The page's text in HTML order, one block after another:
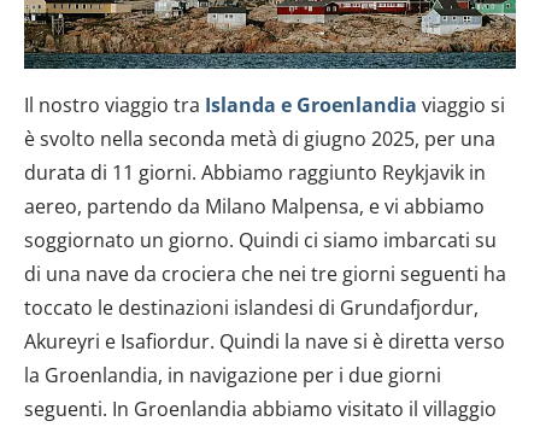
Il nostro viaggio tra Islanda e Groenlandia viaggio si
è svolto nella seconda metà di giugno 2025, per una
durata di 11 giorni. Abbiamo raggiunto Reykjavik in
aereo, partendo da Milano Malpensa, e vi abbiamo
soggiornato un giorno. Quindi ci siamo imbarcati su
di una nave da crociera che nei tre giorni seguenti ha
toccato le destinazioni islandesi di Grundafjordur,
Akureyri e Isafiordur. Quindi la nave si è diretta verso
la Groenlandia, in navigazione per i due giorni
seguenti. In Groenlandia abbiamo visitato il villaggio